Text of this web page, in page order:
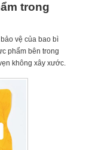
trong
vệ của bao bì
phẩm bên trong
không xây xước.